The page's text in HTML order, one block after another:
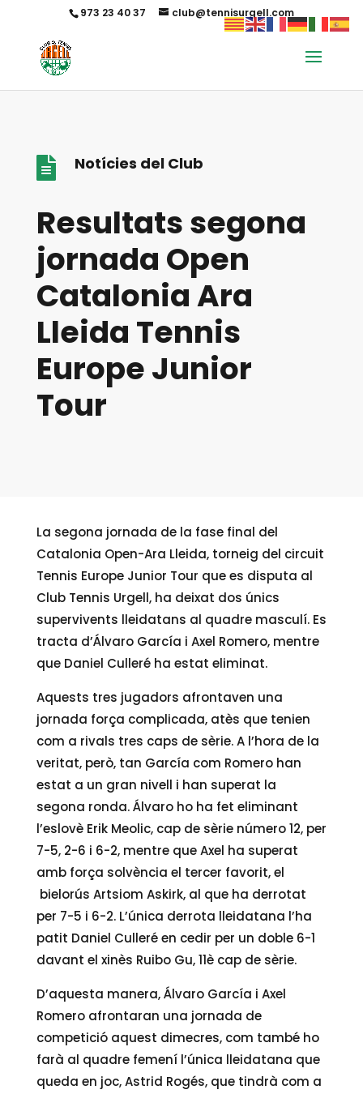
973 23 40 37 club@tennisurgell.com
 Notícies del Club
Resultats segona
jornada Open
Catalonia Ara
Lleida Tennis
Europe Junior
Tour
La segona jornada de la fase final del
Catalonia Open-Ara Lleida, torneig del circuit
Tennis Europe Junior Tour que es disputa al
Club Tennis Urgell, ha deixat dos únics
supervivents lleidatans al quadre masculí. Es
tracta d’Álvaro García i Axel Romero, mentre
que Daniel Culleré ha estat eliminat.
Aquests tres jugadors afrontaven una
jornada força complicada, atès que tenien
com a rivals tres caps de sèrie. A l’hora de la
veritat, però, tan García com Romero han
estat a un gran nivell i han superat la
segona ronda. Álvaro ho ha fet eliminant
l’eslovè Erik Meolic, cap de sèrie número 12, per
7-5, 2-6 i 6-2, mentre que Axel ha superat
amb força solvència el tercer favorit, el
bielorús Artsiom Askirk, al que ha derrotat
per 7-5 i 6-2. L’única derrota lleidatana l’ha
patit Daniel Culleré en cedir per un doble 6-1
davant el xinès Ruibo Gu, 11è cap de sèrie.
D’aquesta manera, Álvaro García i Axel
Romero afrontaran una jornada de
competició aquest dimecres, com també ho
farà al quadre femení l’única lleidatana que
queda en joc, Astrid Rogés, que tindrà com a